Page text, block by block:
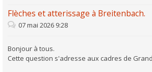
Flèches et atterissage à Breitenbach.
07 mai 2026 9:28
Bonjour à tous.
Cette question s'adresse aux cadres de